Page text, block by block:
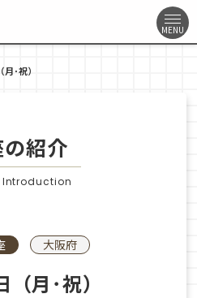
･祝）
紹介
Introduction
大阪府
月･祝）